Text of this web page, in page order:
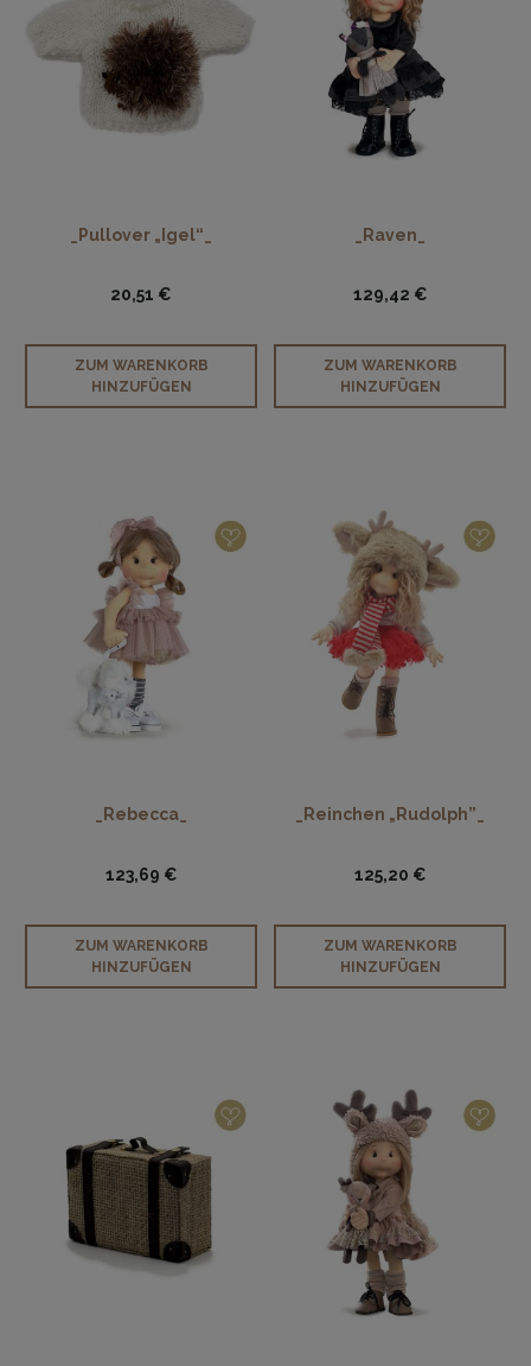
_Pullover „Igel“_
20,51 €
ZUM WARENKORB
HINZUFÜGEN
_Raven_
129,42 €
ZUM WARENKORB
HINZUFÜGEN
_Rebecca_
123,69 €
ZUM WARENKORB
HINZUFÜGEN
_Reinchen „Rudolph”_
125,20 €
ZUM WARENKORB
HINZUFÜGEN